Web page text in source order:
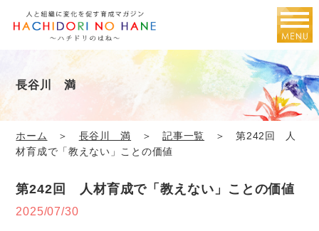
長谷川 満
ホーム ＞ 長谷川 満 ＞記事一覧 ＞ 第242回 人
材育成で「教えない」ことの価値
第242回 人材育成で「教えない」ことの価値
2025/07/30